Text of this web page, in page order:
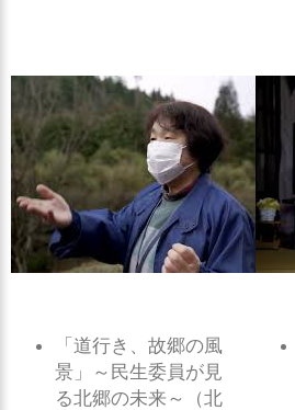
「道行き、故郷の風
景」～民生委員が見
る北郷の未来～（北